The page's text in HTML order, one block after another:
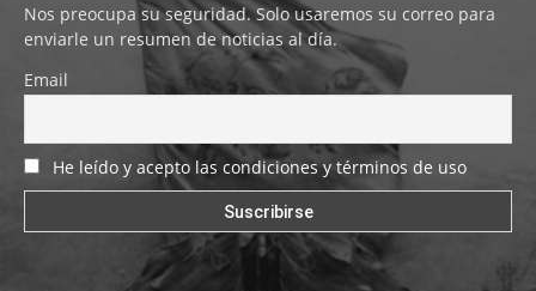
Nos preocupa su seguridad. Solo usaremos su correo para
enviarle un resumen de noticias al día.
Email
He leído y acepto las condiciones y términos de uso